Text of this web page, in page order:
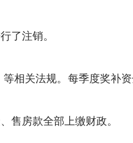
了注销。
相关法规。每季度奖补
售房款全部上缴财政。